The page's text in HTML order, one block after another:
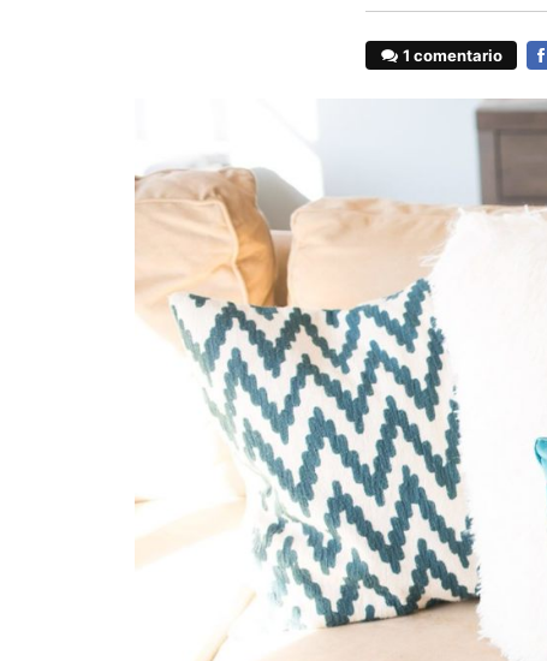
1 comentario